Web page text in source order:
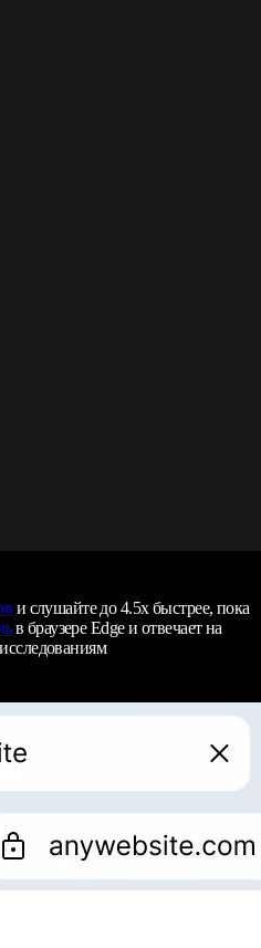
и слушайте до 4.5x быстрее, пока
в браузере Edge и отвечает на